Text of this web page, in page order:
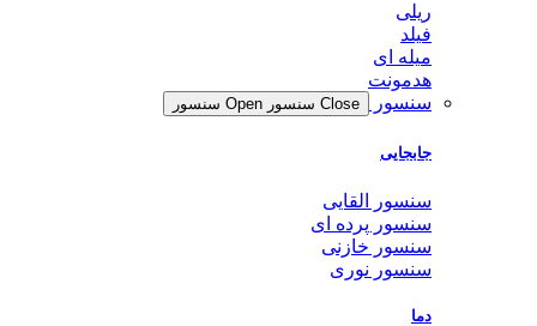
ریلی
فیلد
میله ای
هدمونت
سنسور
Close سنسور Open سنسور
جابجایی
سنسور القایی
سنسور پرده ای
سنسور خازنی
سنسور نوری
دما